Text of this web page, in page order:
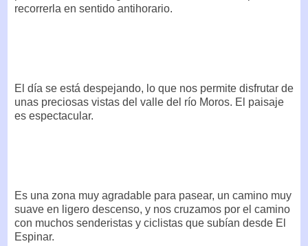
recorrerla en sentido antihorario.
El día se está despejando, lo que nos permite disfrutar de
unas preciosas vistas del valle del río Moros. El paisaje
es espectacular.
Es una zona muy agradable para pasear, un camino muy
suave en ligero descenso, y nos cruzamos por el camino
con muchos senderistas y ciclistas que subían desde El
Espinar.